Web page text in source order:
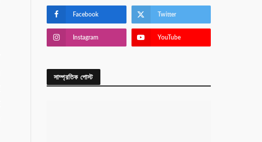
Facebook Twitter
Instagram YouTube
সাম্প্রতিক পোস্ট